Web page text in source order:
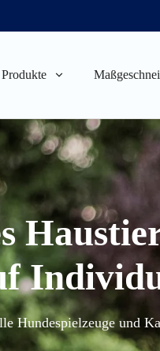
Produkte
Hundespielzeuge und